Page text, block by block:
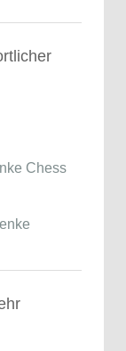
Chess